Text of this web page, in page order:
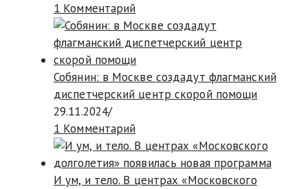
1 Комментарий
Собянин: в Москве создадут флагманский
диспетчерский центр скорой помощи
29.11.2024/
1 Комментарий
И ум, и тело. В центрах «Московского